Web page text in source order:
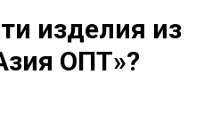
изделия из
ОПТ»?